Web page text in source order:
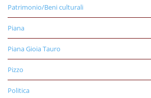
Patrimonio/Beni culturali
Piana
Piana Gioia Tauro
Pizzo
Politica